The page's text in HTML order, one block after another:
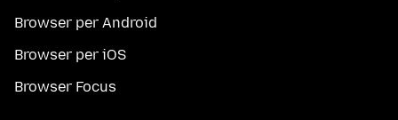
Browser per Android
Browser per iOS
Browser Focus